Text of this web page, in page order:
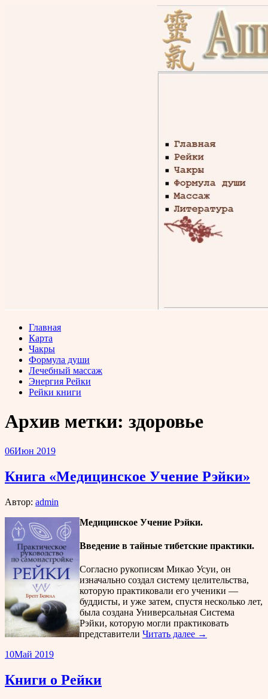
Главная
Карта
Чакры
Формула души
Лечебный массаж
Энергия Рейки
Рейки книги
Архив метки: здоровье
06Июн 2019
Книга «Медицинское Учение Рэйки»
Автор: admin
Медицинское Учение Рэйки.
Введение в тайные тибетские практики.
Согласно рукописям Микао Усуи, он
изначально создал систему целительства,
которую практиковали его ученики —
буддисты, и уже затем, спустя несколько лет,
была создана Универсальная Система
Рэйки, которую могли практиковать
представители Читать далее →
10Май 2019
Книги о Рейки